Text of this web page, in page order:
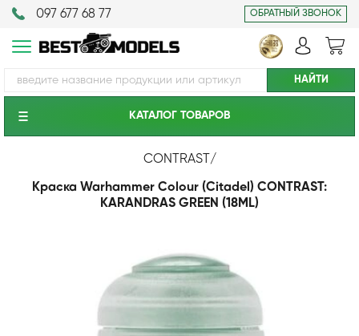
097 677 68 77 ОБРАТНЫЙ ЗВОНОК
КАТАЛОГ ТОВАРОВ
CONTRAST /
Краска Warhammer Colour (Citadel) CONTRAST:
KARANDRAS GREEN (18ML)